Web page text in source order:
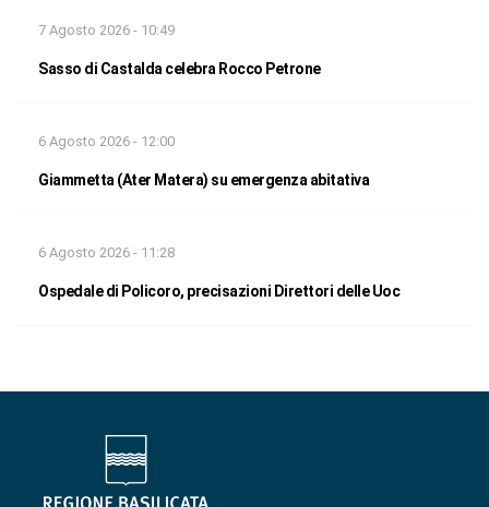
7 Agosto 2026 - 10:49
Sasso di Castalda celebra Rocco Petrone
6 Agosto 2026 - 12:00
Giammetta (Ater Matera) su emergenza abitativa
6 Agosto 2026 - 11:28
Ospedale di Policoro, precisazioni Direttori delle Uoc